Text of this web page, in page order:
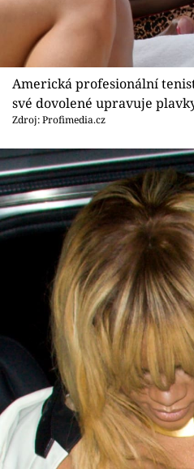
Americká profesionální
své dovolené upravuje
Zdroj: Profimedia.cz